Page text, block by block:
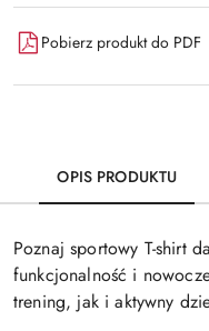
Pobierz produkt do PDF
OPIS PRODUKTU
Poznaj sportowy T-shirt
funkcjonalność i
trening, jak i aktywny